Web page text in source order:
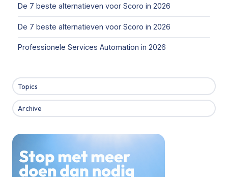
De 7 beste alternatieven voor Scoro in 2026
De 7 beste alternatieven voor Scoro in 2026
Professionele Services Automation in 2026
Topics
Archive